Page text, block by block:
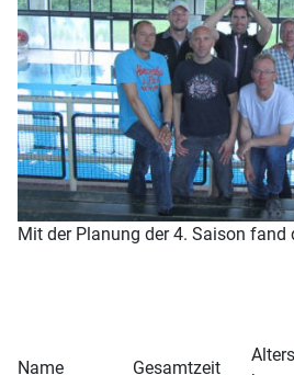
Mit der Planung der 4. Saison fand
Name Gesamtzeit